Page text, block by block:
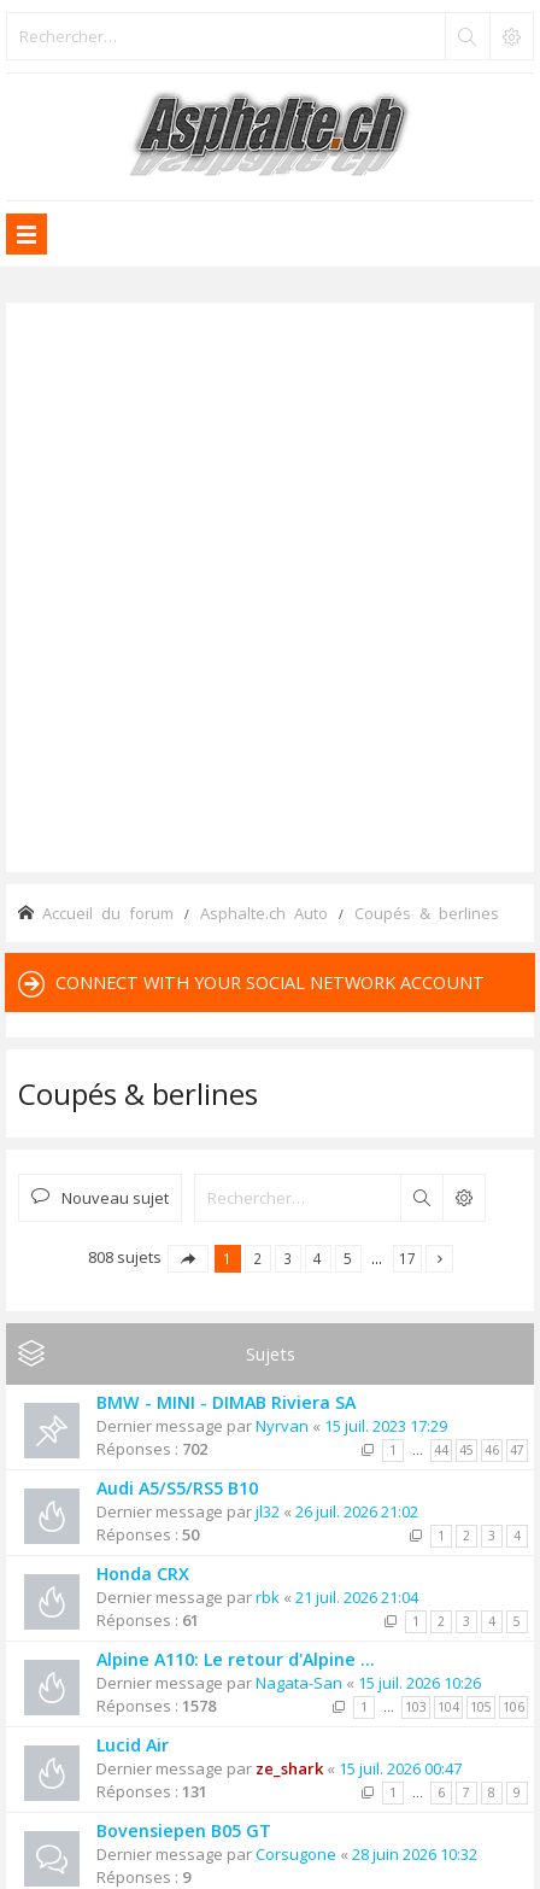
Accueil du forum Asphalte.ch Auto Coupés & berlines
CONNECT WITH YOUR SOCIAL NETWORK ACCOUNT
Coupés & berlines
Nouveau sujet Rechercher
808 sujets 1 2 3 4 5 … 17
Sujets
BMW - MINI - DIMAB Riviera SA
Dernier message parNyrvan « 15 juil. 2023 17:29
Réponses : 702 1 … 44 45 46 47
Audi A5/S5/RS5 B10
Dernier message parjl32 « 26 juil. 2026 21:02
Réponses : 50 1 2 3 4
Honda CRX
Dernier message parrbk « 21 juil. 2026 21:04
Réponses : 61 1 2 3 4 5
Alpine A110: Le retour d'Alpine ...
Dernier message parNagata-San « 15 juil. 2026 10:26
Réponses : 1578 1 … 103 104 105 106
Lucid Air
Dernier message par ze_shark« 15 juil. 2026 00:47
Réponses : 131 1 … 6 7 8 9
Bovensiepen B05 GT
Dernier message parCorsugone « 28 juin 2026 10:32
Réponses : 9